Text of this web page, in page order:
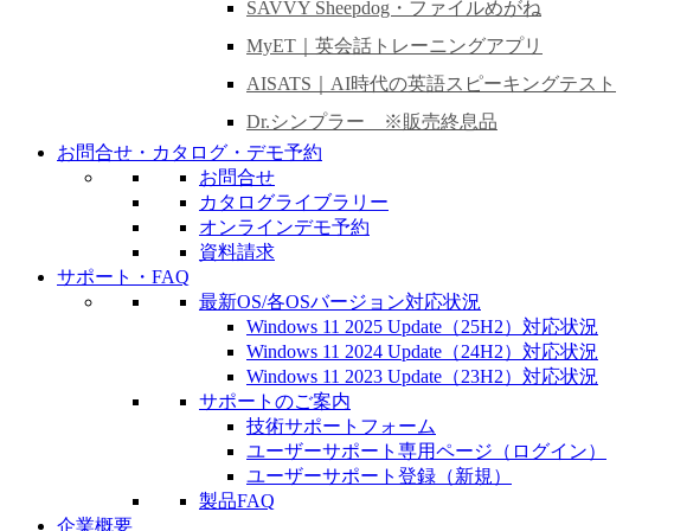
SAVVY Sheepdog・ファイルめがね
MyET｜英会話トレーニングアプリ
AISATS｜AI時代の英語スピーキングテスト
Dr.シンプラー ※販売終息品
お問合せ・カタログ・デモ予約
お問合せ
カタログライブラリー
オンラインデモ予約
資料請求
サポート・FAQ
最新OS/各OSバージョン対応状況
Windows 11 2025 Update（25H2）対応状況
Windows 11 2024 Update（24H2）対応状況
Windows 11 2023 Update（23H2）対応状況
サポートのご案内
技術サポートフォーム
ユーザーサポート専用ページ（ログイン）
ユーザーサポート登録（新規）
製品FAQ
企業概要